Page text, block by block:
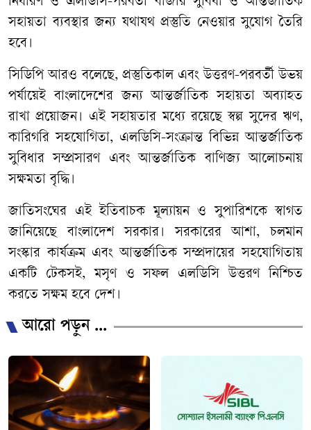
সহায়তা ব্যবস্থার জন্য যথাযথ প্রস্তুতি নেওয়ার সুযোগ তৈরি
হবে।
সিডিপি আরও বলেছে, প্রস্তুতিকাল এবং উত্তরণ-পরবর্তী উভয়
পর্যায়েই বাংলাদেশের জন্য আন্তর্জাতিক সহায়তা অব্যাহত
রাখা প্রয়োজন। এই সহায়তার মধ্যে রয়েছে স্বল্প সুদের ঋণ,
কারিগরি সহযোগিতা, এলডিসি-সংক্রান্ত বিভিন্ন আন্তর্জাতিক
সুবিধার সম্প্রসারণ এবং আন্তর্জাতিক বাণিজ্য আলোচনায়
সক্ষমতা বৃদ্ধি।
জাতিসংঘের এই ইতিবাচক মূল্যায়ন ও সুপারিশকে স্বাগত
জানিয়েছে বাংলাদেশ সরকার। সরকারের আশা, চলমান
সংস্কার কার্যক্রম এবং আন্তর্জাতিক সম্প্রদায়ের সহযোগিতায়
একটি টেকসই, মসৃণ ও সফল এলডিসি উত্তরণ নিশ্চিত
করতে সক্ষম হবে দেশ।
আরো পড়ুন ...